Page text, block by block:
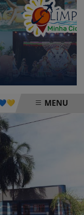
PROGRAMAÇÃO
MENU